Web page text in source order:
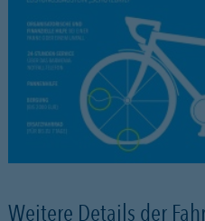
Weitere Details der